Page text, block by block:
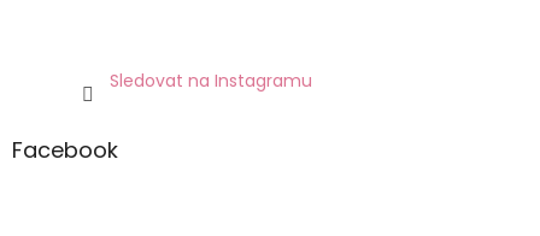
Sledovat na Instagramu
Facebook